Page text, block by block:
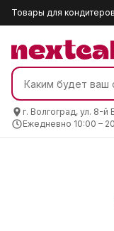
Товары для
г. Волгоград, ул. 8-
Ежедневно 10:00 –